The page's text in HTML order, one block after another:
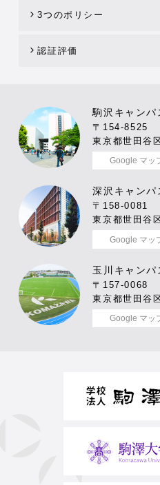
3つのポリシー
認証評価
駒沢キャンパ
〒154-8525
東京都世田谷
Google マッ
深沢キャンパ
〒158-0081
東京都世田谷
Google マッ
玉川キャンパ
〒157-0068
東京都世田谷
Google マッ